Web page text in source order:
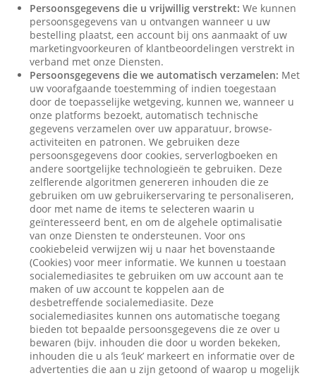
Persoonsgegevens die u vrijwillig verstrekt: We kunnen
persoonsgegevens van u ontvangen wanneer u uw
bestelling plaatst, een account bij ons aanmaakt of uw
marketingvoorkeuren of klantbeoordelingen verstrekt in
verband met onze Diensten.
Persoonsgegevens die we automatisch verzamelen: Met
uw voorafgaande toestemming of indien toegestaan
door de toepasselijke wetgeving, kunnen we, wanneer u
onze platforms bezoekt, automatisch technische
gegevens verzamelen over uw apparatuur, browse-
activiteiten en patronen. We gebruiken deze
persoonsgegevens door cookies, serverlogboeken en
andere soortgelijke technologieën te gebruiken. Deze
zelflerende algoritmen genereren inhouden die ze
gebruiken om uw gebruikerservaring te personaliseren,
door met name de items te selecteren waarin u
geïnteresseerd bent, en om de algehele optimalisatie
van onze Diensten te ondersteunen. Voor ons
cookiebeleid verwijzen wij u naar het bovenstaande
(Cookies) voor meer informatie. We kunnen u toestaan
socialemediasites te gebruiken om uw account aan te
maken of uw account te koppelen aan de
desbetreffende socialemediasite. Deze
socialemediasites kunnen ons automatische toegang
bieden tot bepaalde persoonsgegevens die ze over u
bewaren (bijv. inhouden die door u worden bekeken,
inhouden die u als ‘leuk’ markeert en informatie over de
advertenties die aan u zijn getoond of waarop u mogelijk